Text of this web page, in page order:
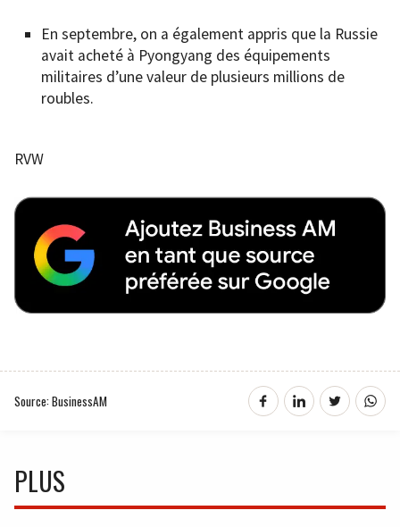
En septembre, on a également appris que la Russie
avait acheté à Pyongyang des équipements
militaires d’une valeur de plusieurs millions de
roubles.
RVW
Source: BusinessAM
PLUS